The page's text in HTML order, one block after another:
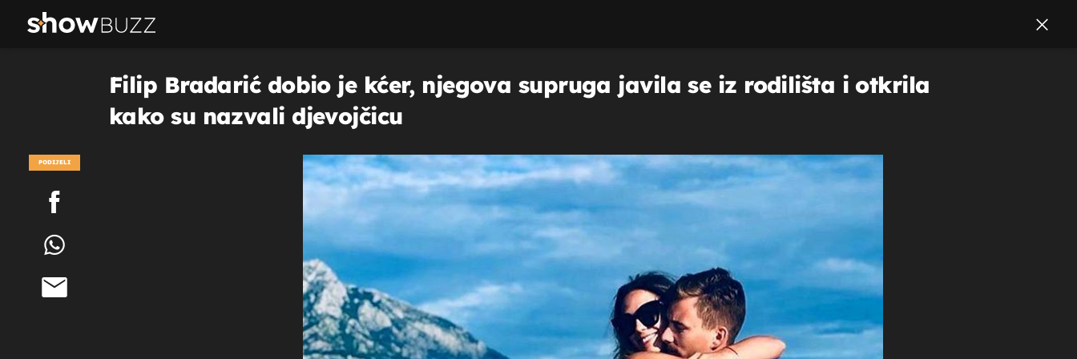
Filip Bradarić dobio je kćer, njegova supruga javila se iz rodilišta i otkrila
kako su nazvali djevojčicu
PODIJELI